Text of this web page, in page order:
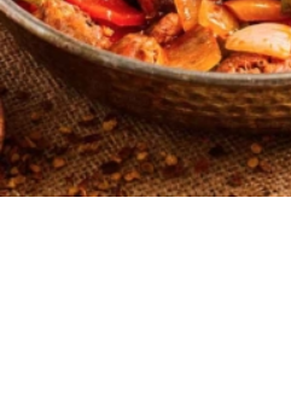
4 5 λεπτά 30 λεπτά